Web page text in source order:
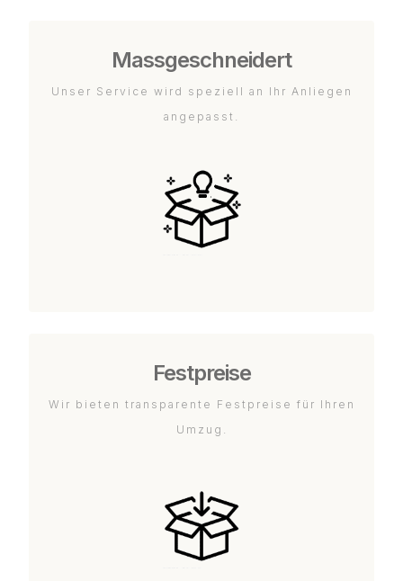
Massgeschneidert
Unser Service wird speziell an Ihr Anliegen
angepasst.
Festpreise
Wir bieten transparente Festpreise für Ihren
Umzug.